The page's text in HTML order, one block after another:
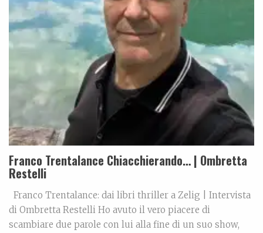
Franco Trentalance Chiacchierando… | Ombretta
Restelli
Franco Trentalance: dai libri thriller a Zelig | Intervista
di Ombretta Restelli Ho avuto il vero piacere di
scambiare due parole con lui alla fine di un suo show,